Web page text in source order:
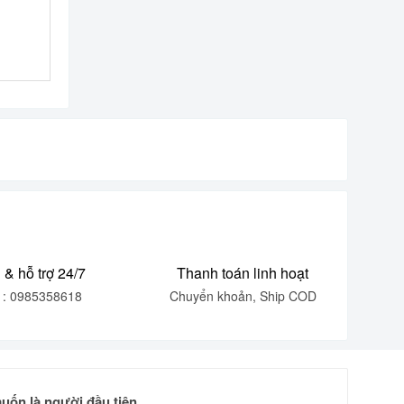
hỗ trợ 24/7
0985358618
Thanh toán linh hoạt
Chuyển khoản, Ship COD